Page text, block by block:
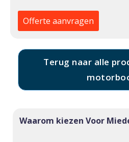
Offerte aanvragen
Terug naar alle
Waarom kiezen Voor